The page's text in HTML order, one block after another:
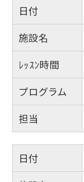
日付
施設名
ﾚｯｽﾝ時間
プログラム
担当
日付